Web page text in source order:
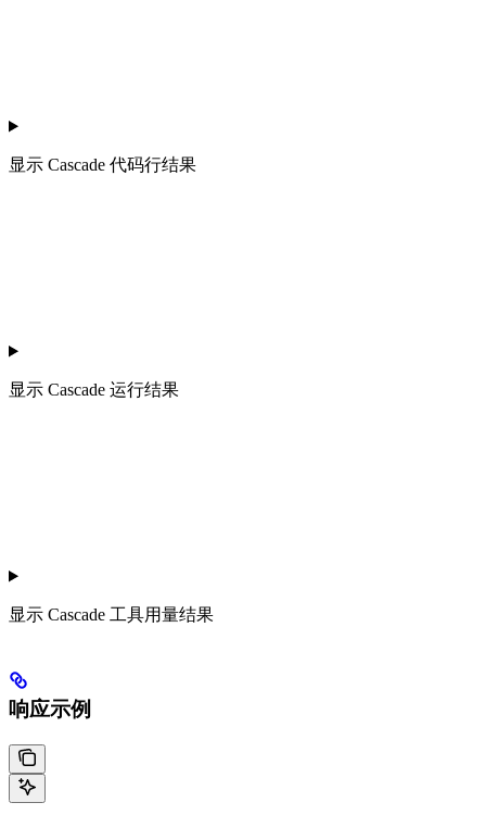
显示 Cascade 代码行结果
显示 Cascade 运行结果
显示 Cascade 工具用量结果
响应示例